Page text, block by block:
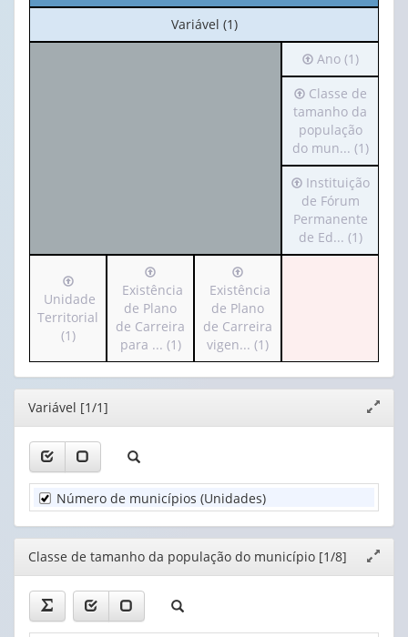
No
cabeçalho:
Variável (1)
Irá
para
o
cabeçalho
(possui
apenas
1
valor):
Ano
(1)
Ano (1)
Irá
para
o
cabeçalho
(possui
apenas
valor):
Classe
mun...
Classe de
tamanho da
população
do mun... (1)
Irá
para
o
cabeçalho
(possui
de
Fórum
Instituição
de Fórum
Permanente
de Ed... (1)
Irá
para
o
cabeçalho
1
valor):
Unidade
Territorial
(1)
Unidade
Territorial
(1)
Irá
para
o
cabeçalho
(possui
apenas
1
de
Carreira
para
(1)
Existência
de Plano
de Carreira
para ... (1)
Irá
para
o
cabeçalho
(possui
apenas
1
de
Carreira
vigen...
Existência
de Plano
de Carreira
vigen... (1)
Editor
janela
Variável [1/1]
Número de municípios (Unidades)
Editor
janela
Classe de tamanho da população do município [1/8]